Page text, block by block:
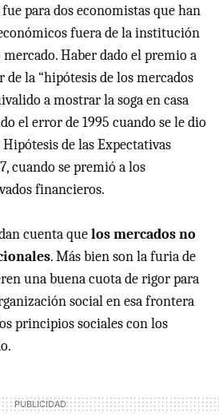
para dos economistas que han
fuera de la institución
Haber dado el premio a
de la “hipótesis de los mercados
a mostrar la soga en casa
el error de 1995 cuando se le dio
de las Expectativas
cuando se premió a los
financieros.
cuenta quelos mercados no
. Más bien son la furia de
una buena cuota de rigor para
social en esa frontera
principios sociales con los